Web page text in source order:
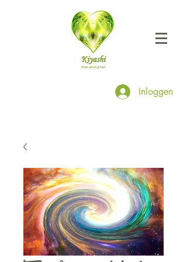
Inloggen